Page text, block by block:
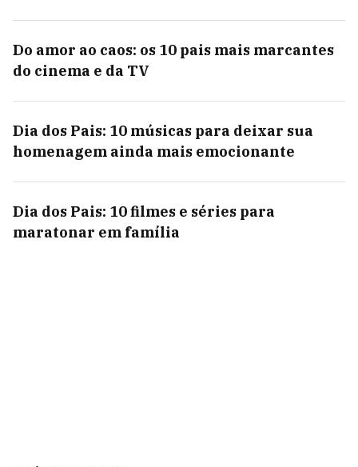
Do amor ao caos: os 10 pais mais marcantes
do cinema e da TV
Dia dos Pais: 10 músicas para deixar sua
homenagem ainda mais emocionante
Dia dos Pais: 10 filmes e séries para
maratonar em família